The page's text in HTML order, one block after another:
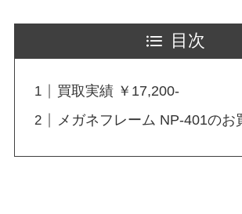
目次
買取実績 ￥17,200-
メガネフレーム NP-401のお